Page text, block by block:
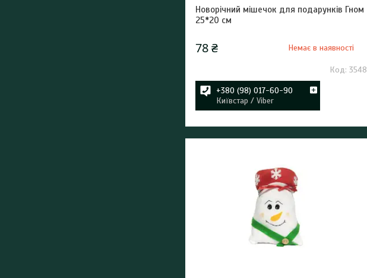
Новорічний мішечок для подарунків Гном
25*20 см
78 ₴ Немає в наявності
3548
+380 (98) 017-60-90
Київстар / Viber